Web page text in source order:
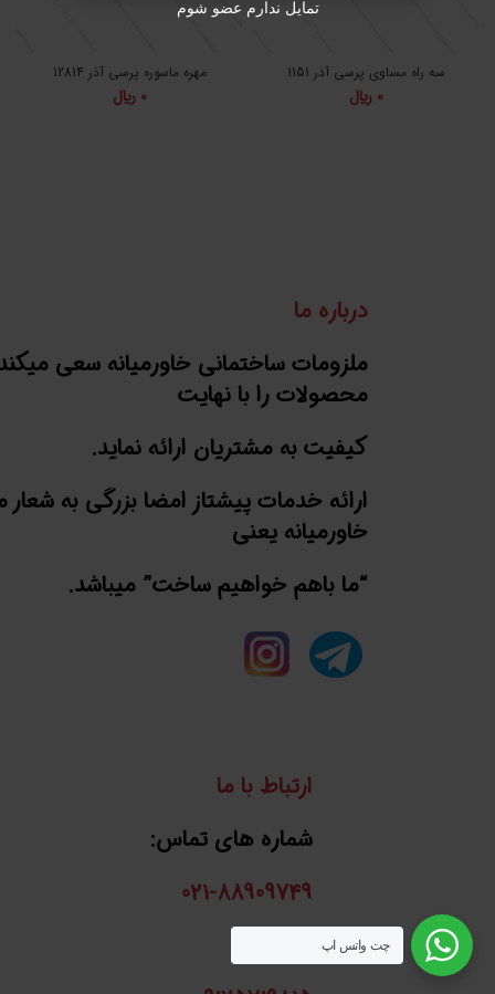
سه راه مساوی پرسی آذر 1151
0 ﷼
مهره ماسوره پرسی آذر 12814
0 ﷼
درباره ما
ملزومات ساختمانی خاورمیانه سعی
محصولات را با نهایت
کیفیت به مشتریان ارائه نماید.
ارائه خدمات پیشتاز امضا بزرگی به شعار
خاورمیانه یعنی
“ما باهم خواهیم ساخت” میباشد.
ارتباط با ما
شماره های تماس:
021-88909749
تمایل ندارم عضو شوم
چت واتس اپ